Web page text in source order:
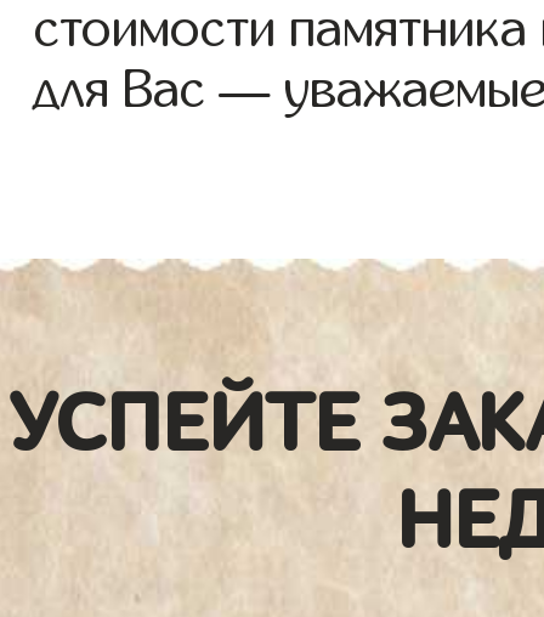
стоимости
для Вас —
УСПЕЙТЕ